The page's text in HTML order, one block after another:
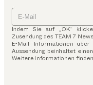
Indem Sie auf „OK“
Zusendung des TEAM 7
E-Mail Informationen
Aussendung beinhaltet
Weitere Informationen